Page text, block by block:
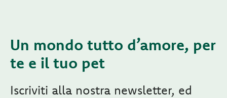
Un mondo tutto d’amore, per
te e il tuo pet
Iscriviti alla nostra newsletter, ed